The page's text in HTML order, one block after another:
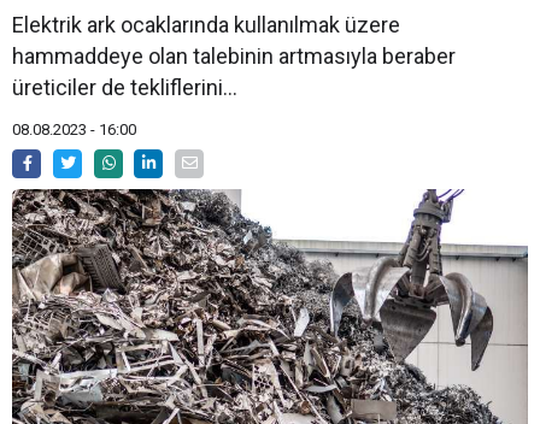
Elektrik ark ocaklarında kullanılmak üzere
hammaddeye olan talebinin artmasıyla beraber
üreticiler de tekliflerini...
08.08.2023 - 16:00